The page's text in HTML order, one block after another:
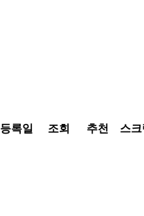
등록일 조회 추천 스